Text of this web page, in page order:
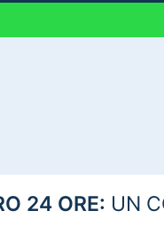
24 ORE: UN